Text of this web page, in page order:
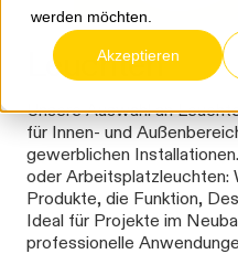
werden möchten.
Akzeptieren
Leuchten
Unsere Auswahl an
für Innen- und
gewerblichen
oder Arbeitsplatzleuchten:
Produkte, die Funktion,
Ideal für Projekte im
professionelle